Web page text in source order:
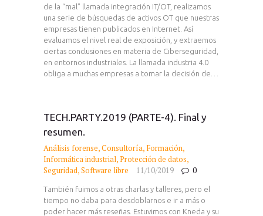
de la “mal” llamada integración IT/OT, realizamos
una serie de búsquedas de activos OT que nuestras
empresas tienen publicados en Internet. Así
evaluamos el nivel real de exposición, y extraemos
ciertas conclusiones en materia de Ciberseguridad,
en entornos industriales. La llamada industria 4.0
obliga a muchas empresas a tomar la decisión de…
TECH.PARTY.2019 (PARTE-4). Final y
resumen.
Análisis forense,Consultoría, Formación,
Informática industrial,Protección de datos,
Seguridad,Software libre 11/10/2019 0
También fuimos a otras charlas y talleres, pero el
tiempo no daba para desdoblarnos e ir a más o
poder hacer más reseñas. Estuvimos con Kneda y su